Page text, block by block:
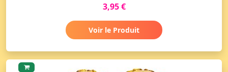
3,95 €
Voir le Produit